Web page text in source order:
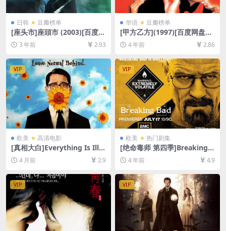
日韩 豆瓣榜单
[座头市]座頭市 (2003)[百度网
盘+夸克网盘1080P超清未删
减资源][网盘在线播放/下载]
[MP4/7.3GB][中文字幕]
3 年前 2.93
华语 豆瓣榜单
[甲方乙方](1997)[百度网盘
+迅雷云盘资源1080P超清未
删减][MP4/5.6GB][中文字幕]
4 年前 2.86
VIP
欧美 高清电影
[真相大白]Everything Is Illu
minated (2005)[百度网盘+夸
克网盘1080P超清未删减资源]
[网盘在线播放/下载][MP4/7G
B][中文字幕]
4 月前 2.9
VIP
欧美 热门剧集
[绝命毒师 第四季]Breaking B
ad Season 4 (2011)[百度网
盘+夸克网盘1080P超清未删
减资源][网盘在线播放/下载]
[MP4/37GB][中英字幕]
4 年前 4.9
VIP VIP